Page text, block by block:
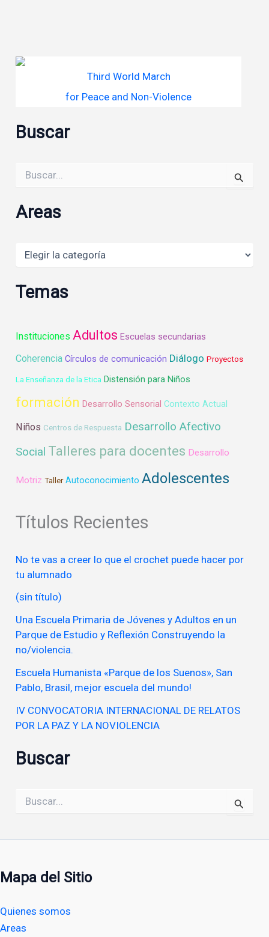
Third World March
for Peace and Non-Violence
Buscar
por:
Areas
Temas
Instituciones Adultos Escuelas secundarias
Coherencia Círculos de comunicación Diálogo Proyectos
La Enseñanza de la Etica Distensión para Niños
formación Desarrollo Sensorial Contexto Actual
Niños Centros de Respuesta Desarrollo Afectivo
Social Talleres para docentes Desarrollo
Motriz Taller Autoconocimiento Adolescentes
Títulos Recientes
No te vas a creer lo que el crochet puede hacer por
tu alumnado
(sin título)
Una Escuela Primaria de Jóvenes y Adultos en un
Parque de Estudio y Reflexión Construyendo la
no/violencia.
Escuela Humanista «Parque de los Suenos», San
Pablo, Brasil, mejor escuela del mundo!
IV CONVOCATORIA INTERNACIONAL DE RELATOS
POR LA PAZ Y LA NOVIOLENCIA
Buscar
por:
Mapa del Sitio
Quienes somos
Areas